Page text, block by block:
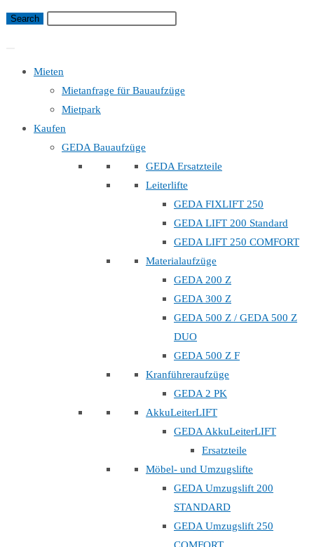
Mieten
Mietanfrage für Bauaufzüge
Mietpark
Kaufen
GEDA Bauaufzüge
GEDA Ersatzteile
Leiterlifte
GEDA FIXLIFT 250
GEDA LIFT 200 Standard
GEDA LIFT 250 COMFORT
Materialaufzüge
GEDA 200 Z
GEDA 300 Z
GEDA 500 Z / GEDA 500 Z
DUO
GEDA 500 Z F
Kranführeraufzüge
GEDA 2 PK
AkkuLeiterLIFT
GEDA AkkuLeiterLIFT
Ersatzteile
Möbel- und Umzugslifte
GEDA Umzugslift 200
STANDARD
GEDA Umzugslift 250